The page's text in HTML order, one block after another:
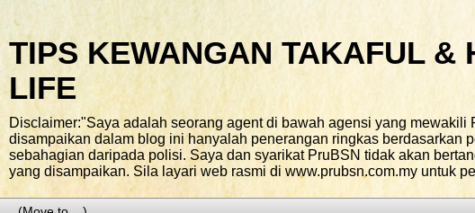
TIPS KEWANGAN TAKAFUL &
LIFE
Disclaimer:"Saya adalah seorang agent di bawah agensi yang mewakili
disampaikan dalam blog ini hanyalah penerangan ringkas berdasarkan
sebahagian daripada polisi. Saya dan syarikat PruBSN tidak akan
yang disampaikan. Sila layari web rasmi di www.prubsn.com.my untuk